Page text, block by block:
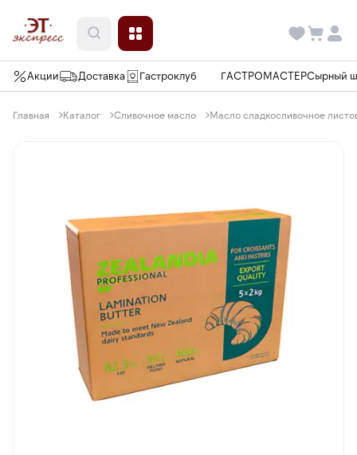
Акции Доставка Гастроклуб ГАСТРОМАСТЕРСырный
Главная Каталог Сливочное масло Масло сладкосливочное